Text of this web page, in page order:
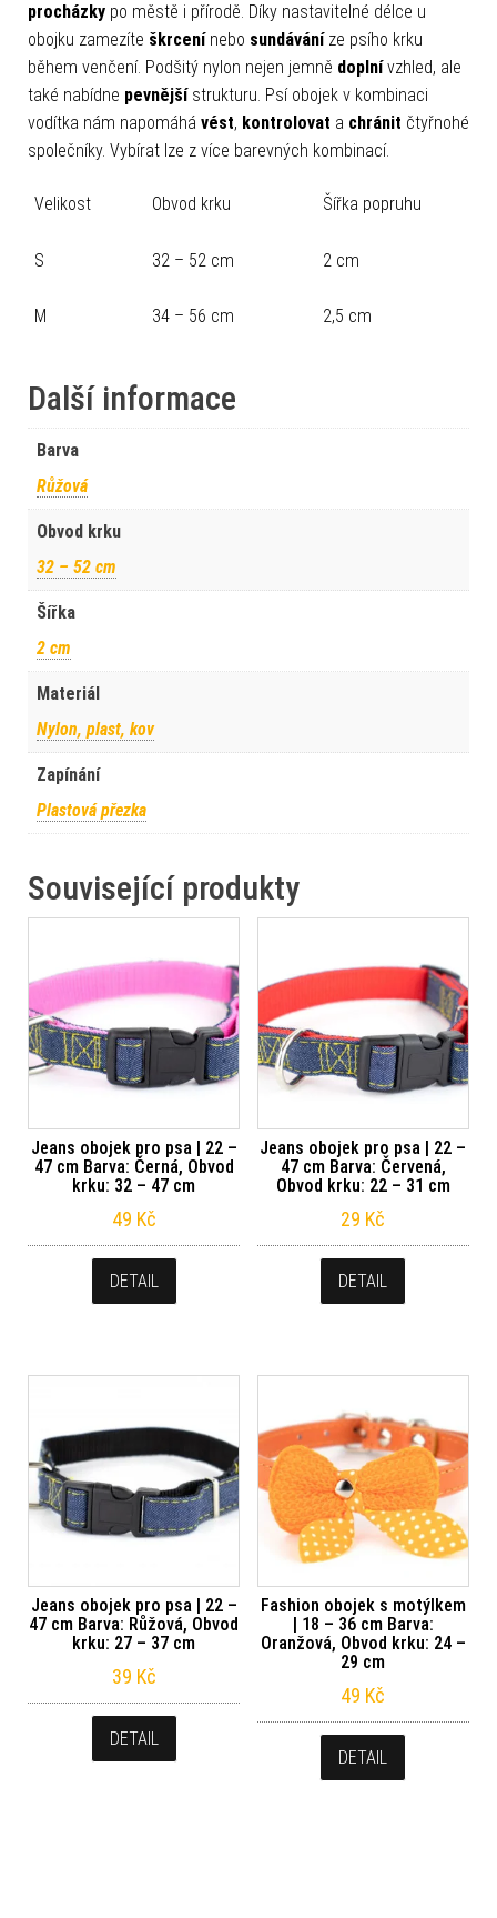
procházky po městě i přírodě. Díky nastavitelné délce u
obojku zamezíte škrcenínebo sundáváníze psího krku
během venčení. Podšitý nylon nejen jemně doplnívzhled, ale
také nabídne pevnějšístrukturu. Psí obojek v kombinaci
vodítka nám napomáhá vést, kontrolovat a chránit čtyřnohé
společníky. Vybírat lze z více barevných kombinací.
Velikost Obvod krku Šířka popruhu
S 32 – 52 cm 2 cm
M 34 – 56 cm 2,5 cm
Další informace
Barva
Růžová
Obvod krku
32 – 52 cm
Šířka
2 cm
Materiál
Nylon, plast, kov
Zapínání
Plastová přezka
Související produkty
Jeans obojek pro psa | 22 –
47 cm Barva: Černá, Obvod
krku: 32 – 47 cm
49 Kč
DETAIL
Jeans obojek pro psa | 22 –
47 cm Barva: Červená,
Obvod krku: 22 – 31 cm
29 Kč
DETAIL
Jeans obojek pro psa | 22 –
47 cm Barva: Růžová, Obvod
krku: 27 – 37 cm
39 Kč
DETAIL
Fashion obojek s motýlkem
| 18 – 36 cm Barva:
Oranžová, Obvod krku: 24 –
29 cm
49 Kč
DETAIL